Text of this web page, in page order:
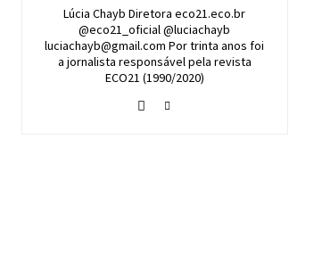
Lúcia Chayb Diretora eco21.eco.br
@eco21_oficial @luciachayb
luciachayb@gmail.com Por trinta anos foi
a jornalista responsável pela revista
ECO21 (1990/2020)